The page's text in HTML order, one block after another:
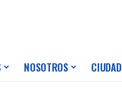
NOSOTROS CIUDAD